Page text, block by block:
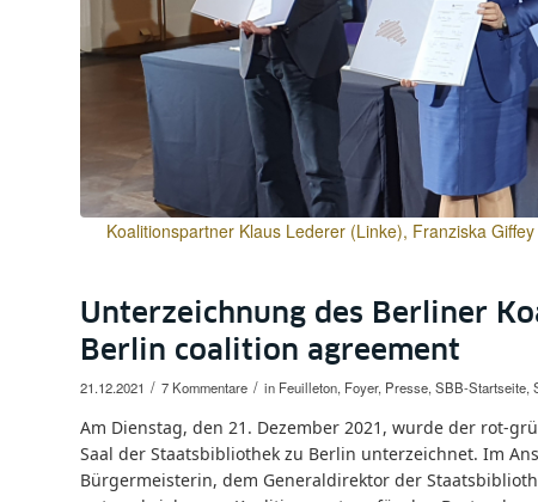
Koalitionspartner Klaus Lederer (Linke), Franziska
Unterzeichnung des Berliner
Berlin coalition agreement
21.12.2021 / 7 Kommentare / in Feuilleton, Foyer, Presse, SBB-Startseite,
Am Dienstag, den 21. Dezember 2021, wurde der rot-
Saal der Staatsbibliothek zu Berlin unterzeichnet. Im
Bürgermeisterin, dem Generaldirektor der